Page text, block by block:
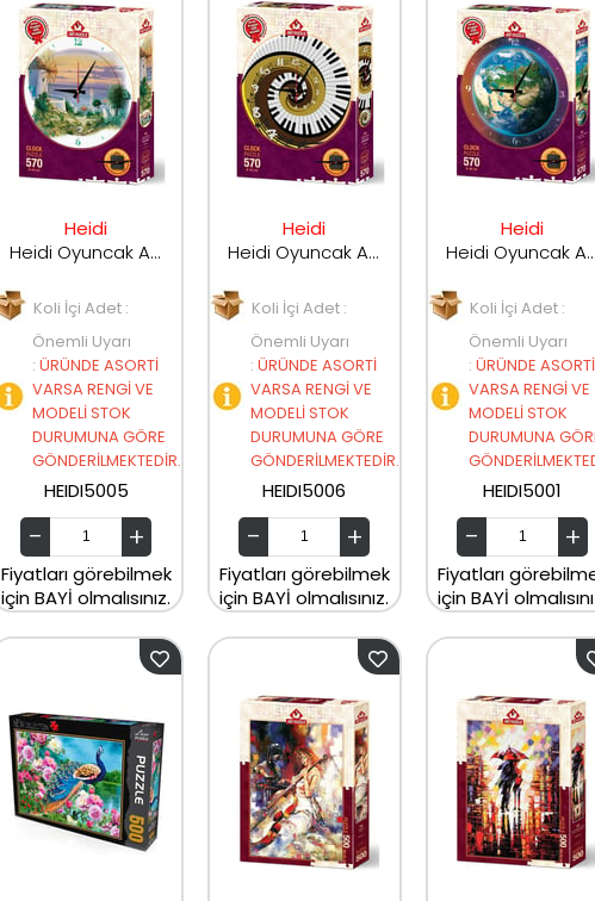
Heidi
Heidi Oyuncak Art Puzzle Ege'de Akşamüstü 570 Parça Saat Puzzle 5005
Koli İçi Adet :
Önemli Uyarı
: ÜRÜNDE ASORTİ
VARSA RENGİ VE
MODELİ STOK
DURUMUNA GÖRE
GÖNDERİLMEKTEDİR.
HEIDI5005
Fiyatları görebilmek
için BAYİ olmalısınız.
Heidi
Heidi Oyuncak Art Puzzle Zamanın Ritmi 570 Parça Saat Puzzle
Koli İçi Adet :
Önemli Uyarı
: ÜRÜNDE ASORTİ
VARSA RENGİ VE
MODELİ STOK
DURUMUNA GÖRE
GÖNDERİLMEKTEDİR.
HEIDI5006
Fiyatları görebilmek
için BAYİ olmalısınız.
Heidi
Heidi Oyuncak Art Puzzle Dünya Saati 570 Parça Saat Puzzle 5001
Koli İçi Adet :
Önemli Uyarı
: ÜRÜNDE ASORTİ
VARSA RENGİ VE
MODELİ STOK
DURUMUNA
HEIDI5001
Fiyatları
için BAYİ